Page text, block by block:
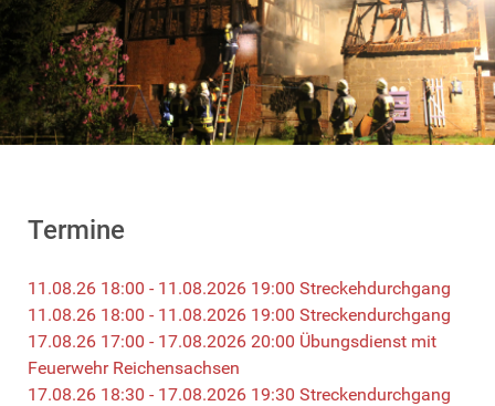
Termine
11.08.26 18:00 - 11.08.2026 19:00 Streckehdurchgang
11.08.26 18:00 - 11.08.2026 19:00 Streckendurchgang
17.08.26 17:00 - 17.08.2026 20:00 Übungsdienst mit
Feuerwehr Reichensachsen
17.08.26 18:30 - 17.08.2026 19:30 Streckendurchgang